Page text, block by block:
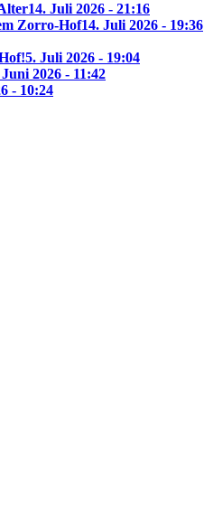
14. Juli 2026 - 21:16
Zorro-Hof14. Juli 2026 - 19:36
5. Juli 2026 - 19:04
2026 - 11:42
- 10:24